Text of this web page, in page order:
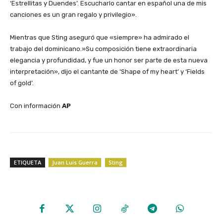
‘Estrellitas y Duendes’. Escucharlo cantar en español una de mis
canciones es un gran regalo y privilegio».
‎Mientras que Sting aseguró que «siempre» ha admirado el
trabajo del dominicano.»Su composición tiene extraordinaria
elegancia y profundidad, y fue un honor ser parte de esta nueva
interpretación», dijo el cantante de ‘Shape of my heart’ y ‘Fields
of gold’.
‎Con información AP
ETIQUETA Juan Luis Guerra Sting